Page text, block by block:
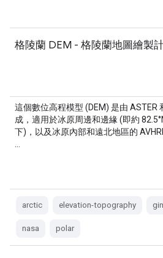
格陵蘭 DEM - 格陵蘭地圖繪製
這個數位高程模型 (DEM) 是由 ASTER
成，適用於冰原周邊和邊緣 (即約
下)，以及冰原內部和遠北地區的
arctic elevation-topography
nasa polar